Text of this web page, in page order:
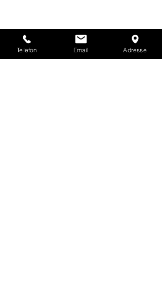
Telefon Email Adresse